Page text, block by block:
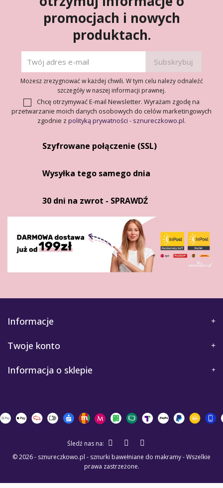
promocjach i nowych
produktach.
Możesz zrezygnować w każdej chwili. W tym celu należy odnaleźć
szczegóły w naszej informacji prawnej.
Chcę otrzymywać E-mail Newsletter. Wyrażam zgodę na
przetwarzanie moich danych osobowych do celów marketingowych
zgodnie z polityką prywatności - sznureczkowo.pl.
Szyfrowane połączenie (SSL)
Wysyłka tego samego dnia
30 dni na zwrot - SPRAWDŹ
Informacje
Twoje konto
Informacja o sklepie
© 2026 - sznureczkowo.pl - sznurki bawełniane do makramy - Wszelkie
prawa zastrzeżone.
Śledź nas na: